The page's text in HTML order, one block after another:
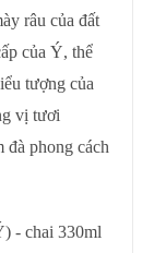
râu của đất
của Ý, thể
tượng của
vị tươi
đà phong cách